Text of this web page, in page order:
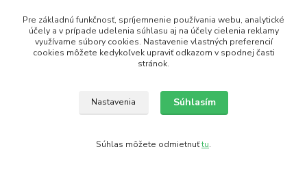
(PO - PIA, 8:00 - 18:00)
objednavky@naturaj.sk
Icons made by Smashicons from www.flaticon.com is licensed by CC 3.0 BY
Pre základnú funkčnosť, spríjemnenie používania webu, analytické
účely a v prípade udelenia súhlasu aj na účely cielenia reklamy
využívame súbory cookies. Nastavenie vlastných preferencií
cookies môžete kedykoľvek upraviť odkazom v spodnej časti
stránok.
Nastavenia Súhlasím
Súhlas môžete odmietnuťtu.